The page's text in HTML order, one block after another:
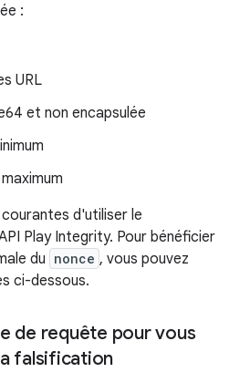
:
URL
et non encapsulée
d'utiliser le
Play Integrity. Pour bénéficier
du nonce , vous pouvez
ci-dessous.
de requête pour vous
falsification